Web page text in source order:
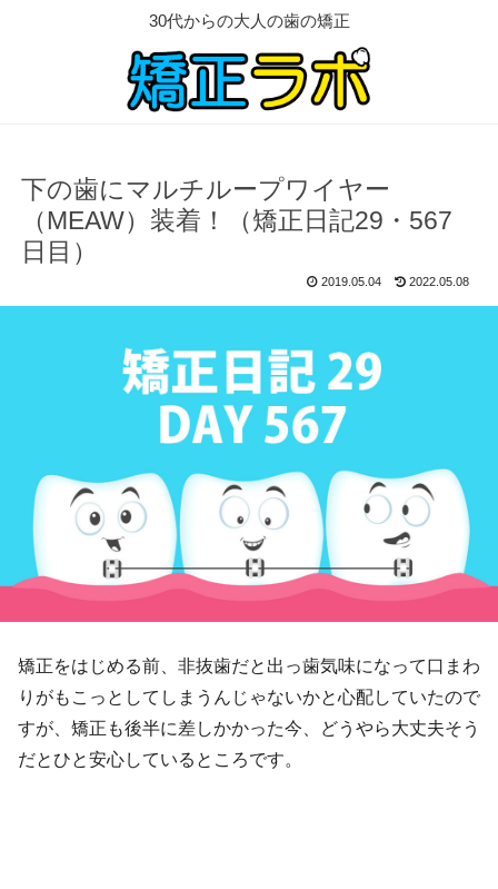
30代からの大人の歯の矯正
下の歯にマルチループワイヤー
（MEAW）装着！（矯正日記29・567
日目）
2019.05.04 2022.05.08
矯正をはじめる前、非抜歯だと出っ歯気味になって口まわ
りがもこっとしてしまうんじゃないかと心配していたので
すが、矯正も後半に差しかかった今、どうやら大丈夫そう
だとひと安心しているところです。